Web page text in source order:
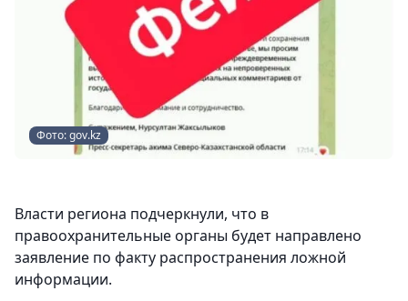
Фото: gov.kz
Власти региона подчеркнули, что в
правоохранительные органы будет направлено
заявление по факту распространения ложной
информации.